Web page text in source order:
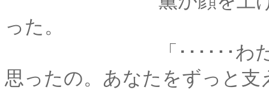
った。
「･･････わたし、あ
思ったの。あなたをずっと支